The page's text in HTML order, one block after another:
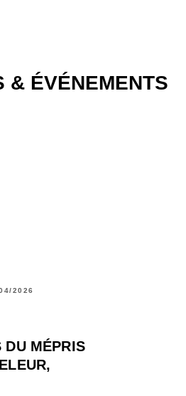
& ÉVÉNEMENTS
2026
DU MÉPRIS